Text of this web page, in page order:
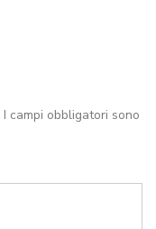
I campi obbligatori sono